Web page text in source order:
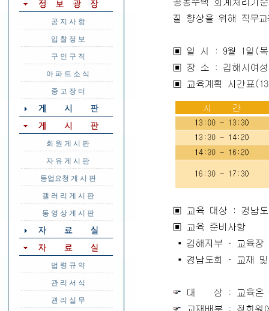
공 지 사 항
입 찰 정 보
구 인 구 직
아 파 트 소 식
중 고 장 터
회 원 게 시 판
자 유 게 시 판
등업요청 게 시 판
갤 러 리 게 시 판
동 영 상 게 시 판
법 령 규 약
관 리 서 식
관 리 실 무